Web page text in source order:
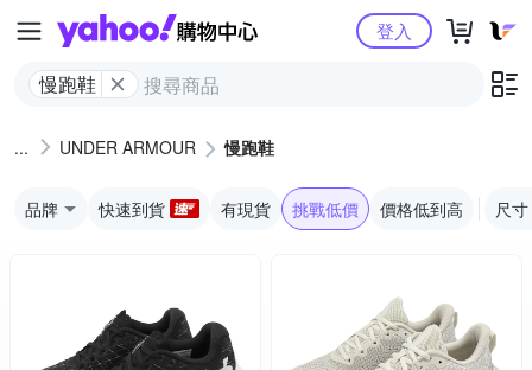
Yahoo購物中心
慢跑鞋
登入
UNDER ARMOUR 慢跑鞋
品牌 快速到貨 有現貨 挑戰低價 價格低到高 尺寸